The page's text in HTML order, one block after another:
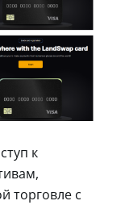
к
торговле с